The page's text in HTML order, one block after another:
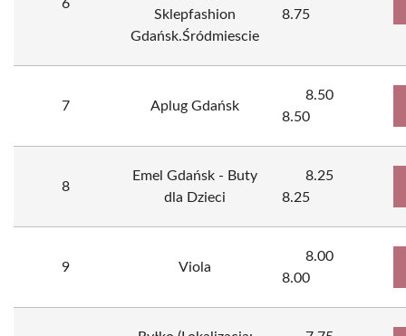
6
Sklepfashion
Gdańsk.Śródmiescie
8.75
7 Aplug Gdańsk
8.50
8.50
8
Emel Gdańsk - Buty
dla Dzieci
8.25
8.25
9 Viola
8.00
8.00